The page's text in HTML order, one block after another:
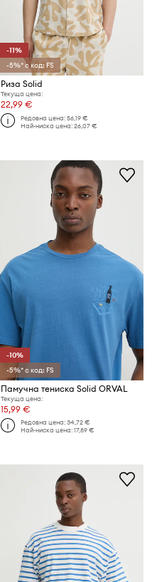
-11%
-5%* с код: FS
Риза Solid
Текуща цена:
22,99 €
Редовна цена:56,19 €
Най-ниска цена:26,07 €
-10%
-5%* с код: FS
Памучна тениска Solid ORVAL
Текуща цена:
15,99 €
Редовна цена:34,72 €
Най-ниска цена:17,89 €